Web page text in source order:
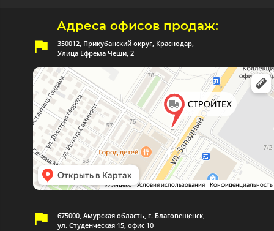
350012, Прикубанский округ, Краснодар,
Улица Ефрема Чеши, 2
675000, Амурская область, г. Благовещенск,
ул. Студенческая 15, офис 10
Адреса офисов продаж: